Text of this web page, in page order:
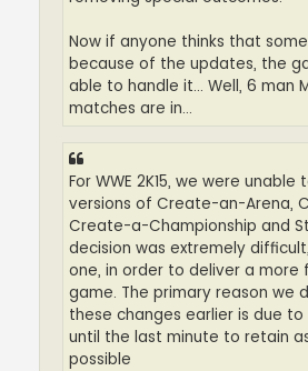
Now if anyone thinks that
because of the updates, the
able to handle it... Well, 6 man
matches are in...
For WWE 2K15, we were
versions of Create-an-Arena,
Create-a-Championship and
decision was extremely
one, in order to deliver a more
game. The primary reason we
these changes earlier is due
until the last minute to retain
possible